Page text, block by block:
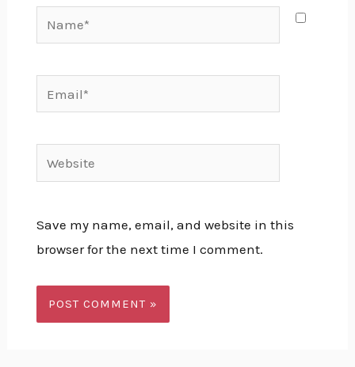
Website
Save my name, email, and website in this
browser for the next time I comment.